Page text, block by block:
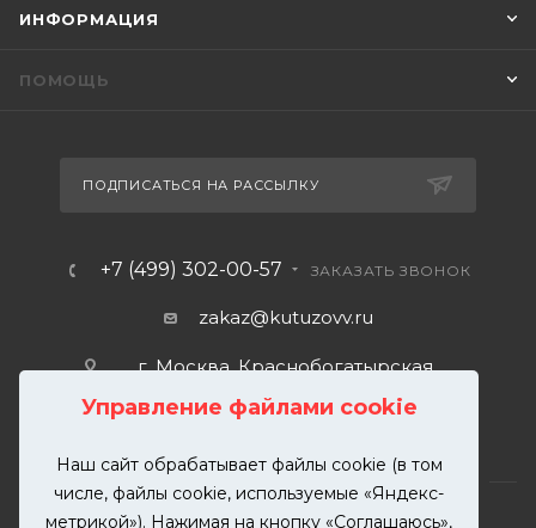
Управление файлами cookie
Наш сайт обрабатывает файлы cookie (в том
числе, файлы cookie, используемые «Яндекс-
метрикой»). Нажимая на кнопку «Соглашаюсь»,
ИНФОРМАЦИЯ
ПОМОЩЬ
ПОДПИСАТЬСЯ НА РАССЫЛКУ
+7 (499) 302-00-57 ЗАКАЗАТЬ ЗВОНОК
zakaz@kutuzovv.ru
г. Москва, Краснобогатырская